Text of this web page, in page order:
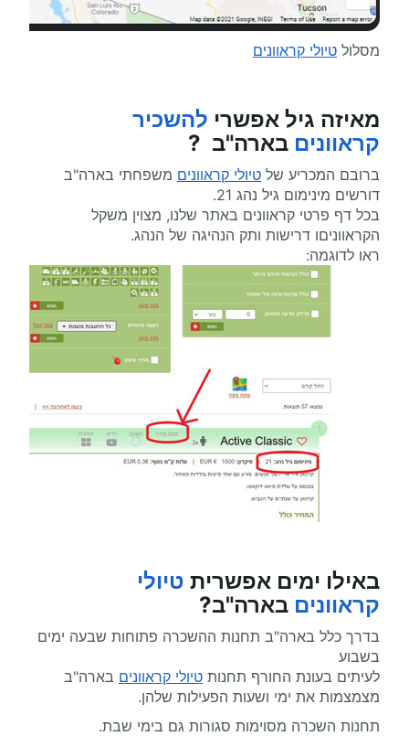
מסלול טיולי קראוונים
מאיזה גיל אפשרי להשכיר
קראוונים בארה"ב ?
ברובם המכריע של טיולי קראוונים משפחתי בארה"ב
דורשים מינימום גיל נהג 21.
בכל דף פרטי קראוונים באתר שלנו, מצוין משקל
הקראווניםו דרישות ותק הנהיגה של הנהג.
ראו לדוגמה:
באילו ימים אפשרית טיולי
קראוונים בארה"ב?
בדרך כלל בארה"ב תחנות ההשכרה פתוחות שבעה ימים
בשבוע
לעיתים בעונת החורף תחנות טיולי קראוונים בארה"ב
מצמצמות את ימי ושעות הפעילות שלהן.
תחנות השכרה מסוימות סגורות גם בימי שבת.